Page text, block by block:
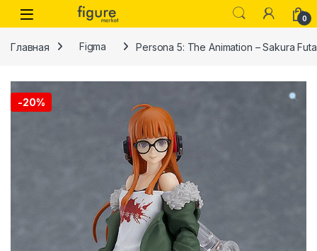
Перейти к навигации
Перейти к контенту
0
Главная Figma Persona 5: The Animation – Sakura
-20%